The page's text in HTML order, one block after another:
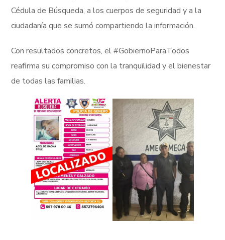
Cédula de Búsqueda, a los cuerpos de seguridad y a la
ciudadanía que se sumó compartiendo la información.
Con resultados concretos, el #GobiernoParaTodos
reafirma su compromiso con la tranquilidad y el bienestar
de todas las familias.